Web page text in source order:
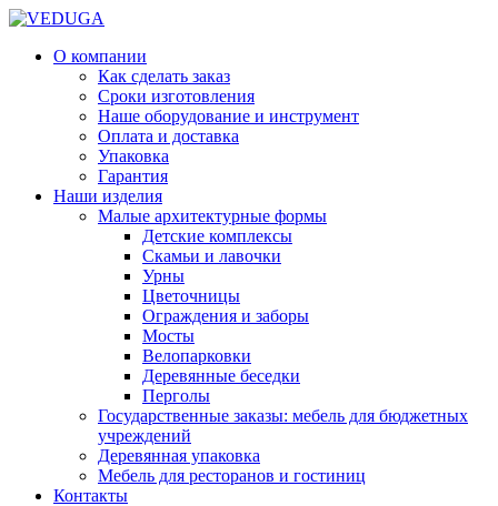
О компании
Как сделать заказ
Сроки изготовления
Наше оборудование и инструмент
Оплата и доставка
Упаковка
Гарантия
Наши изделия
Малые архитектурные формы
Детские комплексы
Скамьи и лавочки
Урны
Цветочницы
Ограждения и заборы
Мосты
Велопарковки
Деревянные беседки
Перголы
Государственные заказы: мебель для бюджетных
учреждений
Деревянная упаковка
Мебель для ресторанов и гостиниц
Контакты